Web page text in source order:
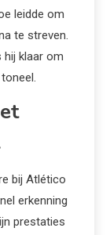
leidde om
te streven.
hij klaar om
toneel.
bij Atlético
erkenning
prestaties